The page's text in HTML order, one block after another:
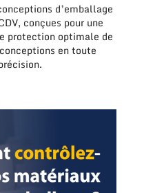
d’emballage
conçues pour une
protection optimale de
en toute